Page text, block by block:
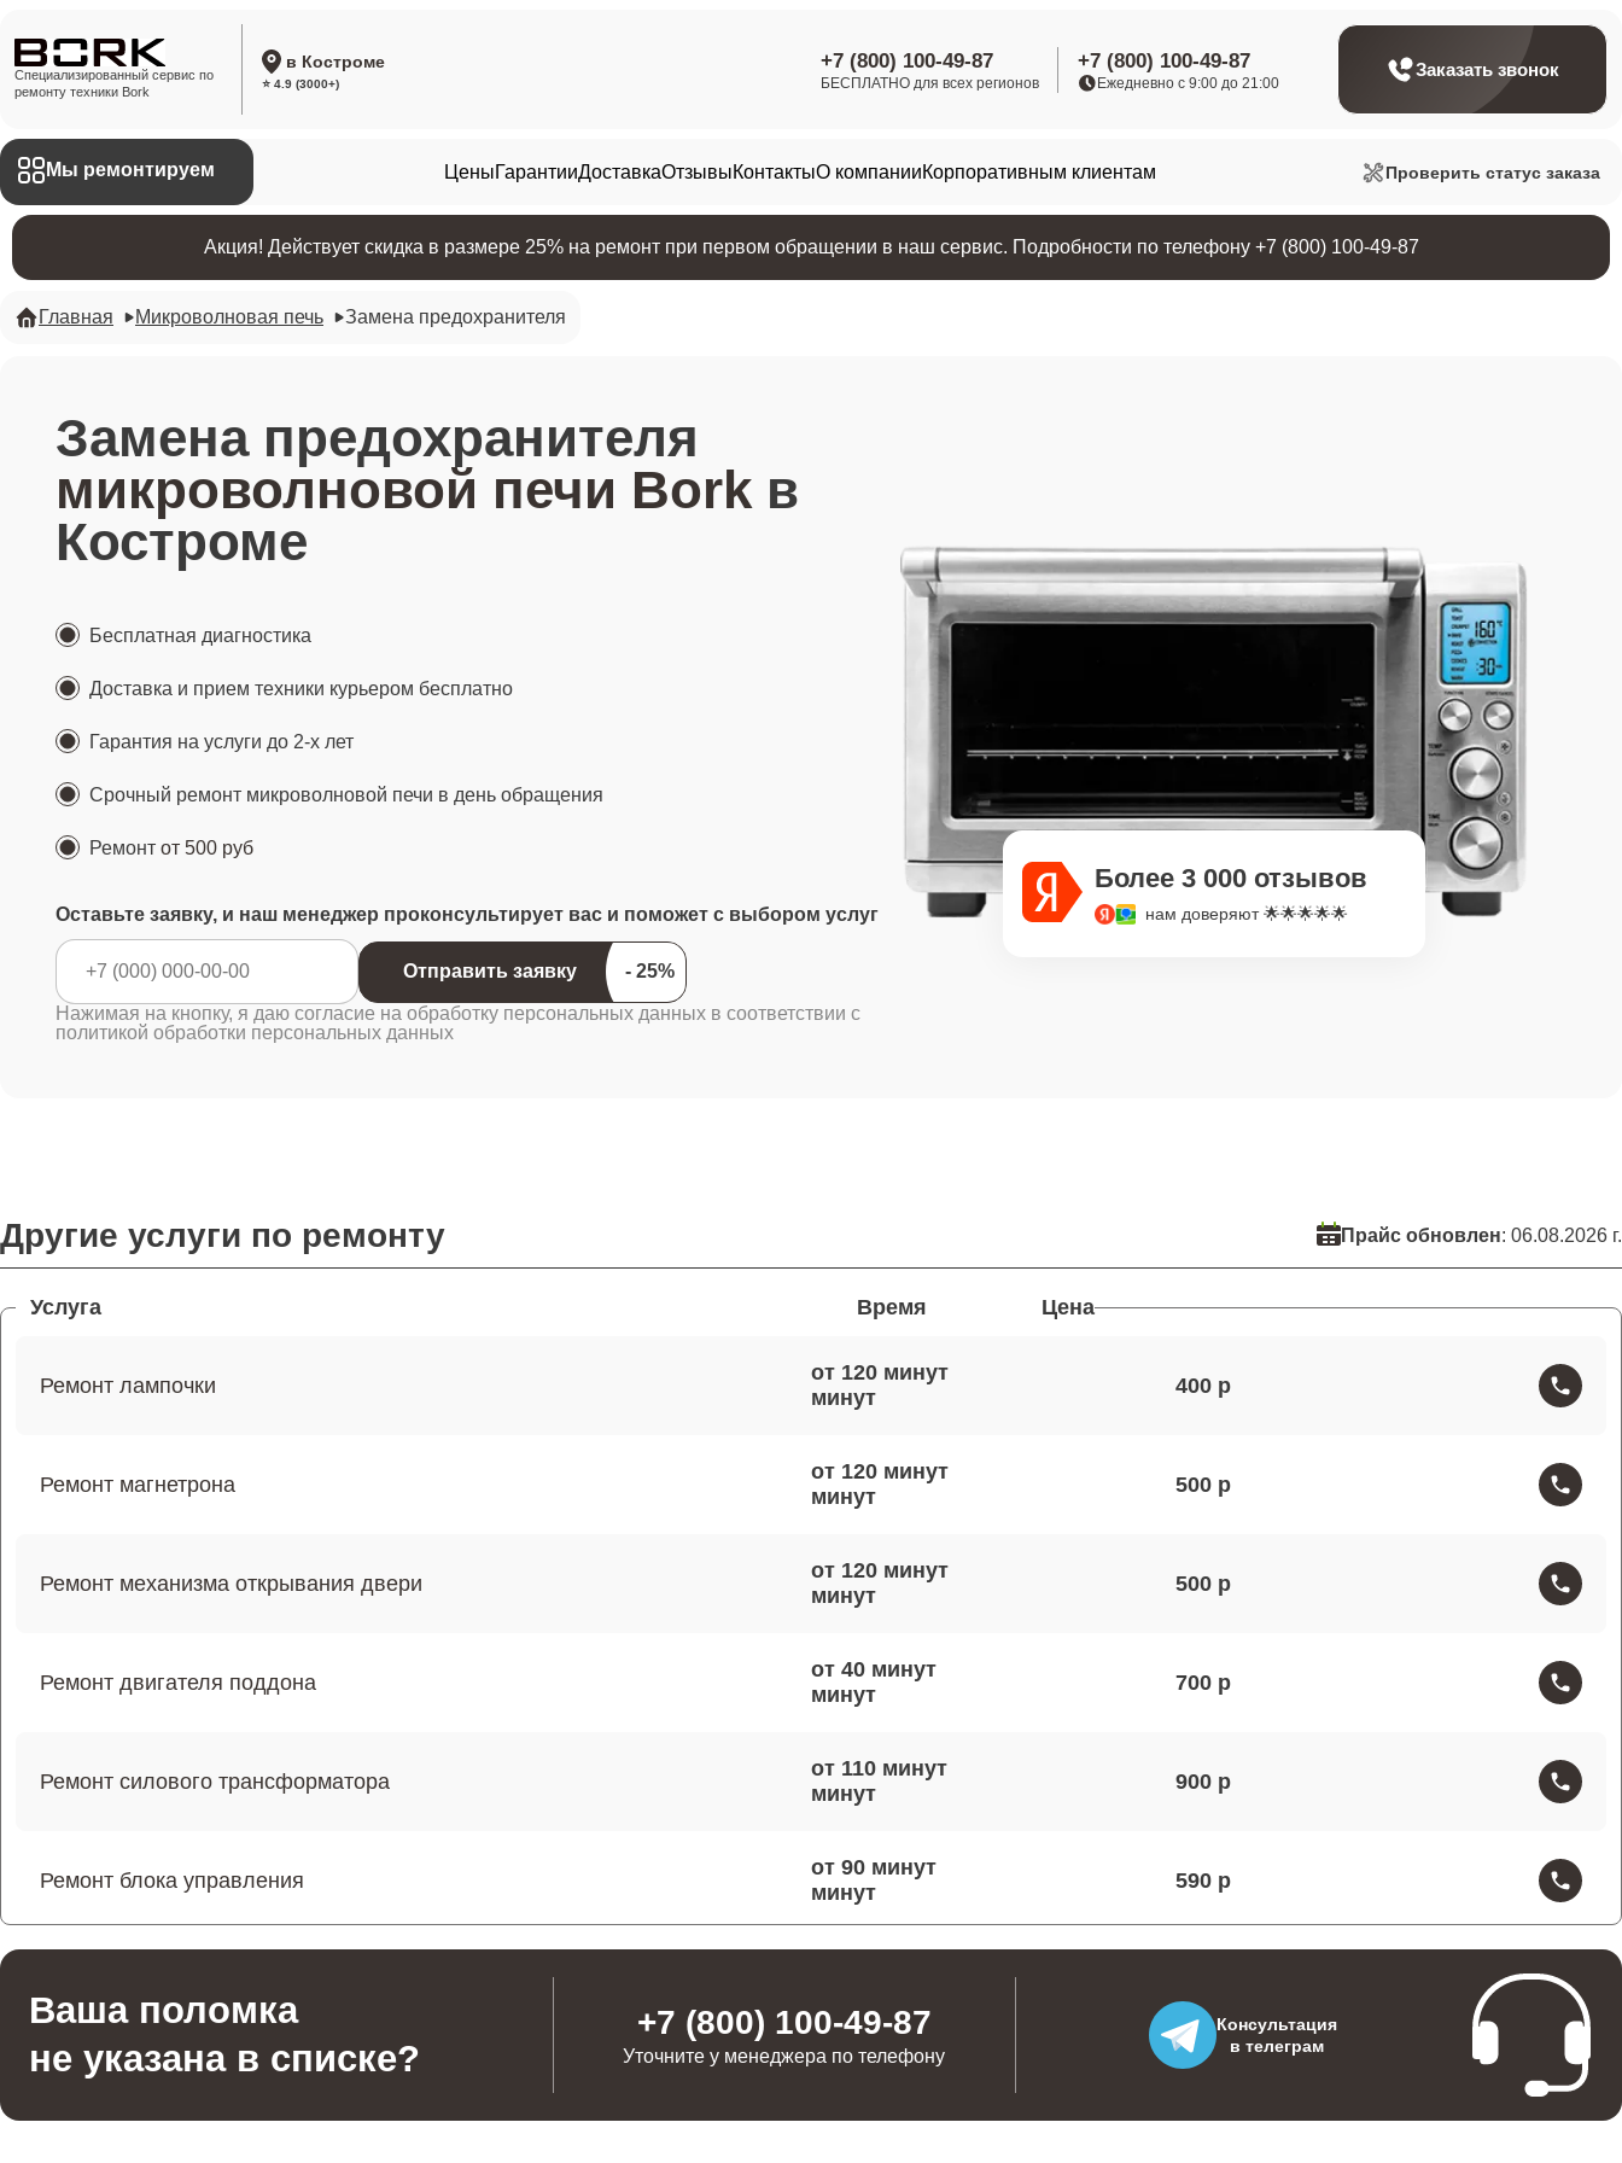
Специализированный сервис по
ремонту техники Bork
в Костроме
⭐ 4.9 (3000+)
+7 (800) 100-49-87
БЕСПЛАТНО для всех регионов
+7 (800) 100-49-87
Ежедневно с 9:00 до 21:00
Заказать звонок
Мы ремонтируем ЦеныГарантииДоставкаОтзывыКонтактыО компанииКорпоративным клиентам Проверить статус заказа
Акция! Действует скидка в размере 25% на ремонт при первом обращении в наш сервис. Подробности по телефону +7 (800) 100-49-87
Главная Микроволновая печь Замена предохранителя
Замена предохранителя
микроволновой печи Bork в
Костроме
Бесплатная диагностика
Доставка и прием техники курьером бесплатно
Гарантия на услуги до 2-х лет
Срочный ремонт микроволновой печи в день обращения
Ремонт от 500 руб
Оставьте заявку, и наш менеджер проконсультирует вас и поможет с выбором услуг
Отправить заявку
Нажимая на кнопку, я даю согласие на обработку персональных данных в соответствии с
политикой обработки персональных данных
Более 3 000 отзывов
нам доверяют 🌟🌟🌟🌟🌟
Другие услуги по ремонту Прайс обновлен: 06.08.2026 г.
Услуга Время Цена
Ремонт лампочки
от 120 минут
400
Ремонт магнетрона
от 120 минут
500
Ремонт механизма открывания двери
от 120 минут
500
Ремонт двигателя поддона
от 40 минут
700
Ремонт силового трансформатора
от 110 минут
900
Ремонт блока управления
от 90 минут
590
Ремонт волновода
от 100 минут
Ваша поломка
не указана в списке?
+7 (800) 100-49-87
Уточните у менеджера по телефону
Консультация
в телеграм